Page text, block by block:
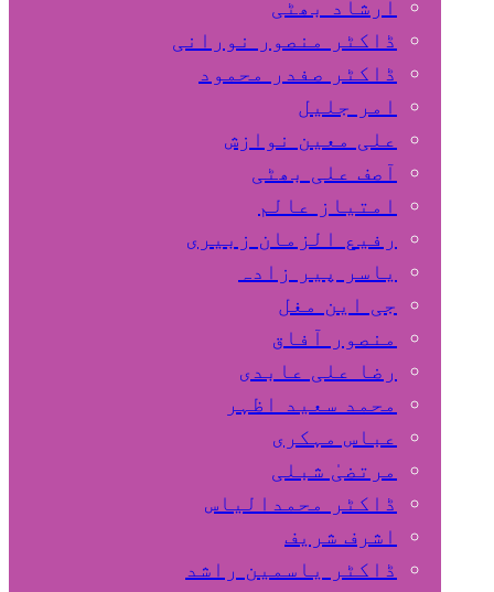
ارشاد بھٹی
ڈاکٹر منصور نورانی
ڈاکٹر صفدر محمود
امر جلیل
علی معین نوازش
آصف علی بھٹی
امتیاز عالم
رفیع الزمان زبیری
یاسر پیر زادہ
جی این مغل
منصور آفاق
رضا علی عابدی
محمد سعید اظہر
عباس مہکری
مرتضیٰ شبلی
ڈاکٹر محمدالیاس
اشرف شریف
ڈاکٹر یاسمین راشد